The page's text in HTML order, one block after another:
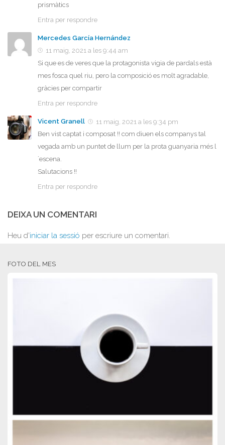
prismàtics
Entra per respondre
Mercedes García Hernández
11 maig, 2021 a les 9:44 am
Si que es de veres que la protagonista vigia de pardals està
mes fosca quel riu, pero la composició es molt agradable,
gràcies per compartir
Entra per respondre
Vicent Granell
11 maig, 2021 a les 9:34 pm
Ben vist captat i composat !! com diuen els companys tal
vegada amb un puntet de llum per la prota guanyaria més l
´escena.
Salutacions !!
Entra per respondre
DEIXA UN COMENTARI
Heu d'iniciar la sessió per escriure un comentari.
FOTO DEL MES